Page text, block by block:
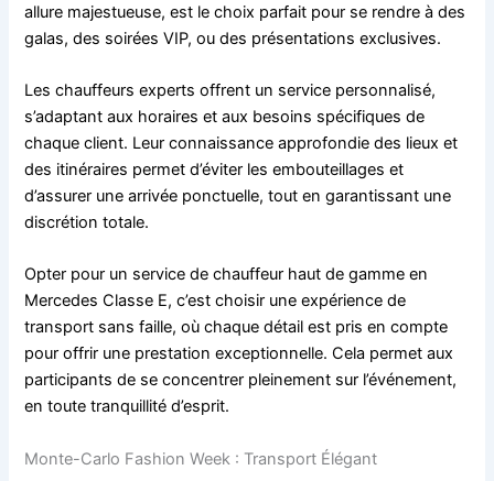
allure majestueuse, est le choix parfait pour se rendre à des
galas, des soirées VIP, ou des présentations exclusives.
Les chauffeurs experts offrent un service personnalisé,
s’adaptant aux horaires et aux besoins spécifiques de
chaque client. Leur connaissance approfondie des lieux et
des itinéraires permet d’éviter les embouteillages et
d’assurer une arrivée ponctuelle, tout en garantissant une
discrétion totale.
Opter pour un service de chauffeur haut de gamme en
Mercedes Classe E, c’est choisir une expérience de
transport sans faille, où chaque détail est pris en compte
pour offrir une prestation exceptionnelle. Cela permet aux
participants de se concentrer pleinement sur l’événement,
en toute tranquillité d’esprit.
Monte-Carlo Fashion Week : Transport Élégant